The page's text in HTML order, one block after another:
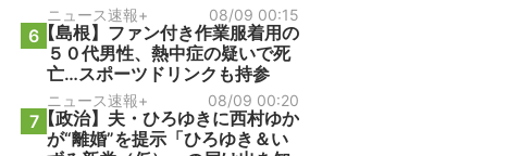
ニュース速報+ 08/09 00:15
6【島根】ファン付き作業服着用の
５０代男性、熱中症の疑いで死
亡…スポーツドリンクも持参
ニュース速報+ 08/09 00:20
7【政治】夫・ひろゆきに西村ゆか
が“離婚”を提示「ひろゆき＆い